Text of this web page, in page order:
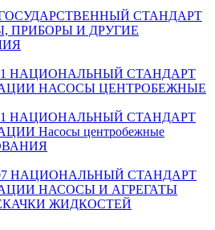
ГОСУДАРСТВЕННЫЙ СТАНДАРТ
И ДРУГИЕ
НАЦИОНАЛЬНЫЙ СТАНДАРТ
НАСОСЫ ЦЕНТРОБЕЖНЫЕ
НАЦИОНАЛЬНЫЙ СТАНДАРТ
Насосы центробежные
НАЦИОНАЛЬНЫЙ СТАНДАРТ
НАСОСЫ И АГРЕГАТЫ
ЖИДКОСТЕЙ